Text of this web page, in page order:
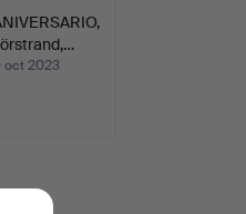
oct 2023